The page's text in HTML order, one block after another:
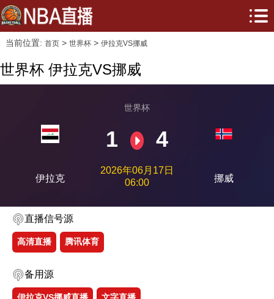
当前位置: 首页> 世界杯> 伊拉克VS挪威
世界杯 伊拉克VS挪威
伊拉克
世界杯
1 4
2026年06月17日
06:00
挪威
直播信号源
高清直播 腾讯体育
备用源